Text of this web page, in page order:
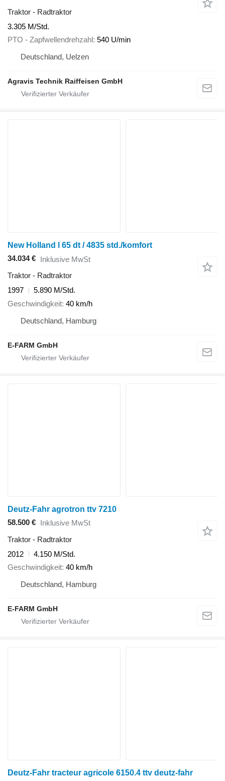
Traktor - Radtraktor
3.305 M/Std.
PTO - Zapfwellendrehzahl 540 U/min
Deutschland, Uelzen
Agravis Technik Raiffeisen GmbH
New Holland l 65 dt / 4835 std./komfort
34.034 € Inklusive MwSt
Traktor - Radtraktor
1997
5.890 M/Std.
Geschwindigkeit 40 km/h
Deutschland, Hamburg
E-FARM GmbH
Deutz-Fahr agrotron ttv 7210
58.500 € Inklusive MwSt
Traktor - Radtraktor
2012
4.150 M/Std.
Geschwindigkeit 40 km/h
Deutschland, Hamburg
E-FARM GmbH
Deutz-Fahr tracteur agricole 6150.4 ttv deutz-fahr